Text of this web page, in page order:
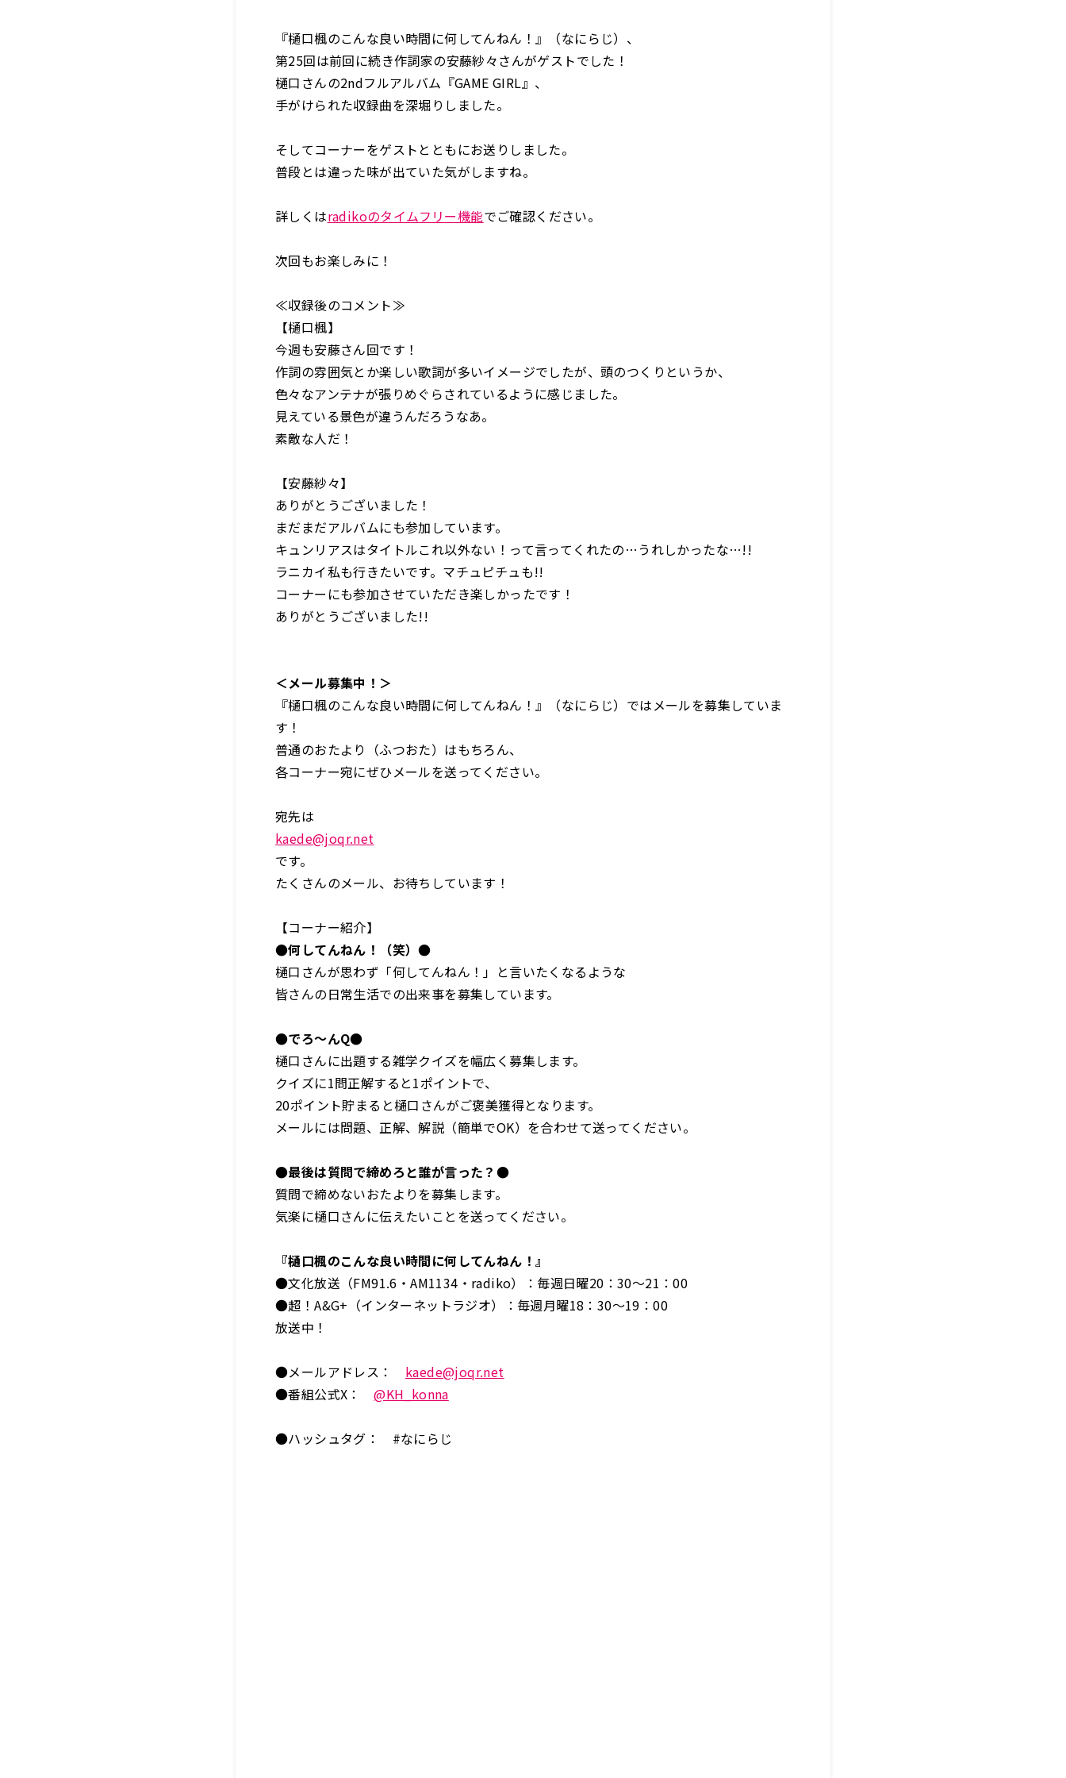
『樋口楓のこんな良い時間に何してんねん！』（なにらじ）、
第25回は前回に続き作詞家の安藤紗々さんがゲストでした！
樋口さんの2ndフルアルバム『GAME GIRL』、
手がけられた収録曲を深堀りしました。
そしてコーナーをゲストとともにお送りしました。
普段とは違った味が出ていた気がしますね。
詳しくはradikoのタイムフリー機能でご確認ください。
次回もお楽しみに！
≪収録後のコメント≫
【樋口楓】
今週も安藤さん回です！
作詞の雰囲気とか楽しい歌詞が多いイメージでしたが、頭のつくりというか、
色々なアンテナが張りめぐらされているように感じました。
見えている景色が違うんだろうなあ。
素敵な人だ！
【安藤紗々】
ありがとうございました！
まだまだアルバムにも参加しています。
キュンリアスはタイトルこれ以外ない！って言ってくれたの…うれしかったな…!!
ラニカイ私も行きたいです。マチュピチュも!!
コーナーにも参加させていただき楽しかったです！
ありがとうございました!!
＜メール募集中！＞
『樋口楓のこんな良い時間に何してんねん！』（なにらじ）ではメールを募集していま
す！
普通のおたより（ふつおた）はもちろん、
各コーナー宛にぜひメールを送ってください。
宛先は
kaede@joqr.net
です。
たくさんのメール、お待ちしています！
【コーナー紹介】
●何してんねん！（笑）●
樋口さんが思わず「何してんねん！」と言いたくなるような
皆さんの日常生活での出来事を募集しています。
●でろ～んQ●
樋口さんに出題する雑学クイズを幅広く募集します。
クイズに1問正解すると1ポイントで、
20ポイント貯まると樋口さんがご褒美獲得となります。
メールには問題、正解、解説（簡単でOK）を合わせて送ってください。
●最後は質問で締めろと誰が言った？●
質問で締めないおたよりを募集します。
気楽に樋口さんに伝えたいことを送ってください。
『樋口楓のこんな良い時間に何してんねん！』
●文化放送（FM91.6・AM1134・radiko）：毎週日曜20：30～21：00
●超！A&G+（インターネットラジオ）：毎週月曜18：30～19：00
放送中！
●メールアドレス： kaede@joqr.net
●番組公式X：@KH_konna
●ハッシュタグ： #なにらじ